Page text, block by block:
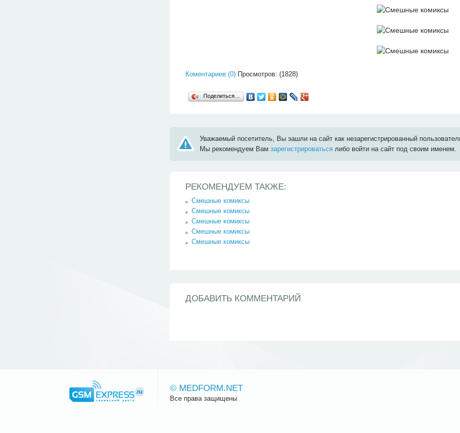
Коментариев:(0) Просмотров: (1828)
Поделиться…
Уважаемый посетитель, Вы зашли на сайт как незарегистрированный
Мы рекомендуем Вамзарегистрироваться либо войти на сайт под своим именем.
РЕКОМЕНДУЕМ ТАКЖЕ:
Смешные комиксы
Смешные комиксы
Смешные комиксы
Смешные комиксы
Смешные комиксы
ДОБАВИТЬ КОММЕНТАРИЙ
© MEDFORM.NET
Все права защищены